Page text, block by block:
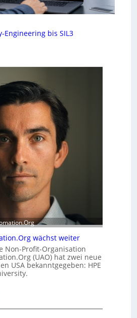
Engineering bis SIL3
wächst weiter
Non-Profit-Organisation
(UAO) hat zwei neue
USA bekanntgegeben: HPE